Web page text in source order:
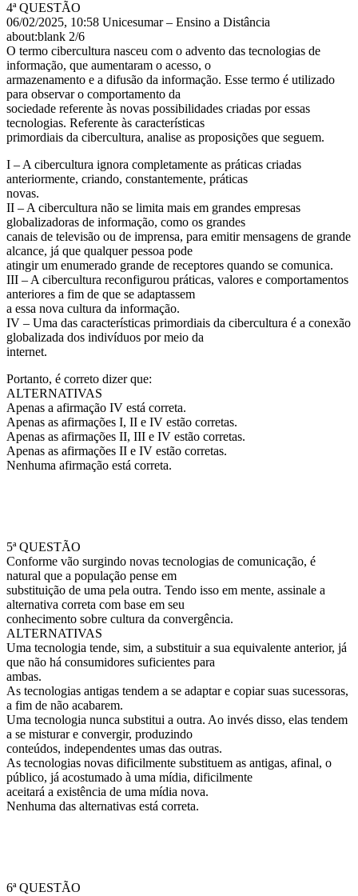
4ª QUESTÃO
06/02/2025, 10:58 Unicesumar – Ensino a Distância
about:blank 2/6
O termo cibercultura nasceu com o advento das tecnologias de
informação, que aumentaram o acesso, o
armazenamento e a difusão da informação. Esse termo é utilizado
para observar o comportamento da
sociedade referente às novas possibilidades criadas por essas
tecnologias. Referente às características
primordiais da cibercultura, analise as proposições que seguem.
I – A cibercultura ignora completamente as práticas criadas
anteriormente, criando, constantemente, práticas
novas.
II – A cibercultura não se limita mais em grandes empresas
globalizadoras de informação, como os grandes
canais de televisão ou de imprensa, para emitir mensagens de grande
alcance, já que qualquer pessoa pode
atingir um enumerado grande de receptores quando se comunica.
III – A cibercultura reconfigurou práticas, valores e comportamentos
anteriores a fim de que se adaptassem
a essa nova cultura da informação.
IV – Uma das características primordiais da cibercultura é a conexão
globalizada dos indivíduos por meio da
internet.
Portanto, é correto dizer que:
ALTERNATIVAS
Apenas a afirmação IV está correta.
Apenas as afirmações I, II e IV estão corretas.
Apenas as afirmações II, III e IV estão corretas.
Apenas as afirmações II e IV estão corretas.
Nenhuma afirmação está correta.
5ª QUESTÃO
Conforme vão surgindo novas tecnologias de comunicação, é
natural que a população pense em
substituição de uma pela outra. Tendo isso em mente, assinale a
alternativa correta com base em seu
conhecimento sobre cultura da convergência.
ALTERNATIVAS
Uma tecnologia tende, sim, a substituir a sua equivalente anterior, já
que não há consumidores suficientes para
ambas.
As tecnologias antigas tendem a se adaptar e copiar suas sucessoras,
a fim de não acabarem.
Uma tecnologia nunca substitui a outra. Ao invés disso, elas tendem
a se misturar e convergir, produzindo
conteúdos, independentes umas das outras.
As tecnologias novas dificilmente substituem as antigas, afinal, o
público, já acostumado à uma mídia, dificilmente
aceitará a existência de uma mídia nova.
Nenhuma das alternativas está correta.
6ª QUESTÃO